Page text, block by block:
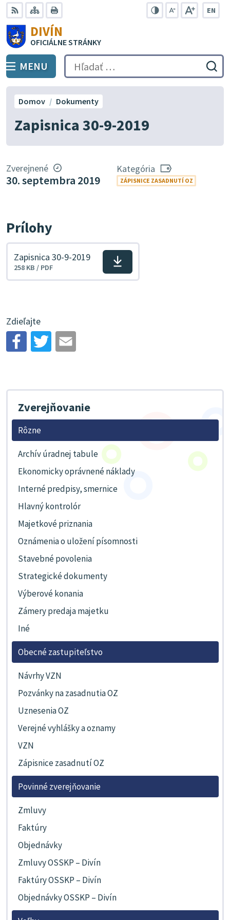
Preskočiť
na
obsah
RSS Mapa
EN
DIVÍN
OFICIÁLNE STRÁNKY
PREPNÚŤ
MENU Hľadať:
Zapisnica 30-9-2019
Domov Dokumenty
Zverejnené
30. septembra 2019
Kategória
ZÁPISNICE ZASADNUTÍ OZ
Prílohy
Stiahnuť
Zapisnica 30-9-2019
258 KB / PDF
Zdieľajte
Zverejňovanie
Rôzne
Archív úradnej tabule
Ekonomicky oprávnené náklady
Interné predpisy, smernice
Hlavný kontrolór
Majetkové priznania
Oznámenia o uložení písomnosti
Stavebné povolenia
Strategické dokumenty
Výberové konania
Zámery predaja majetku
Iné
Obecné zastupiteľstvo
Návrhy VZN
Pozvánky na zasadnutia OZ
Uznesenia OZ
Verejné vyhlášky a oznamy
VZN
Zápisnice zasadnutí OZ
Povinné zverejňovanie
Zmluvy
Faktúry
Objednávky
Zmluvy OSSKP – Divín
Faktúry OSSKP – Divín
Objednávky OSSKP – Divín